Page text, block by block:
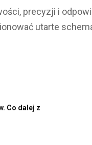
precyzji i
utarte
Co dalej z